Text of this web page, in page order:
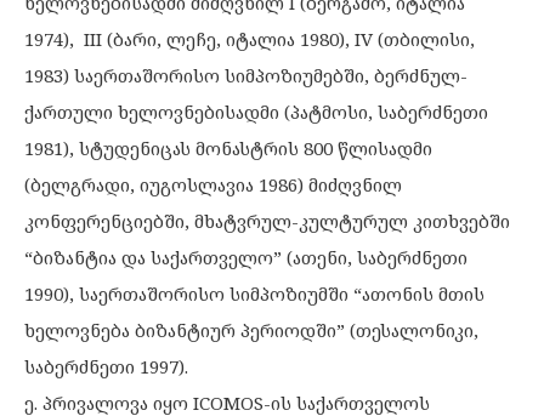
1974), III (ბარი, ლეჩე, იტალია 1980), IV (თბილისი,
1983) საერთაშორისო სიმპოზიუმებში, ბერძნულ-
ქართული ხელოვნებისადმი (პატმოსი, საბერძნეთი
1981), სტუდენიცას მონასტრის 800 წლისადმი
(ბელგრადი, იუგოსლავია 1986) მიძღვნილ
კონფერენციებში, მხატვრულ-კულტურულ კითხვებში
“ბიზანტია და საქართველო” (ათენი, საბერძნეთი
1990), საერთაშორისო სიმპოზიუმში “ათონის მთის
ხელოვნება ბიზანტიურ პერიოდში” (თესალონიკი,
საბერძნეთი 1997).
ე. პრივალოვა იყო ICOMOS-ის საქართველოს